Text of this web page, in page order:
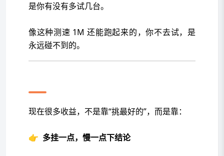
是你有没有多试几台。
像这种测速 1M 还能跑起来的，你不去试，是
永远碰不到的。
现在很多收益，不是靠“挑最好的”，而是靠：
👉 多挂一点，慢一点下结论